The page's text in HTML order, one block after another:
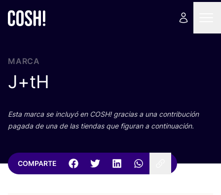
MARCA
J+tH
Esta mar­ca se inclu­yó en COSH! gra­cias a una con­tri­bu­ción
paga­da de una de las tien­das que figu­ran a continuación.
COMPARTE